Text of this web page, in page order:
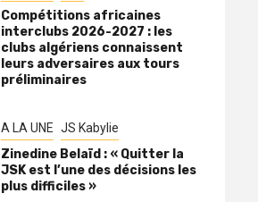
Compétitions africaines
interclubs 2026-2027 : les
clubs algériens connaissent
leurs adversaires aux tours
préliminaires
A LA UNE JS Kabylie
Zinedine Belaïd : « Quitter la
JSK est l’une des décisions les
plus difficiles »